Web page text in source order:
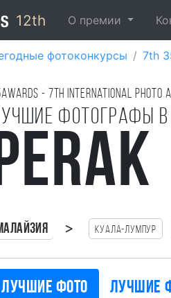
12th О премии
фотоконкурсы 7th
- 7TH international photo
фотографы в
> Куала-Лумпур
Лучшие фото Лучшие